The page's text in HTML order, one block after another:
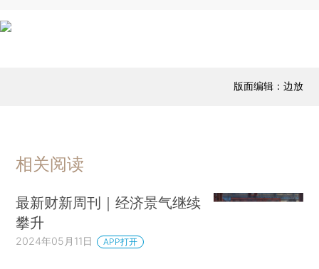
版面编辑：边放
相关阅读
最新财新周刊｜经济景气继续
攀升
2024年05月11日 APP打开